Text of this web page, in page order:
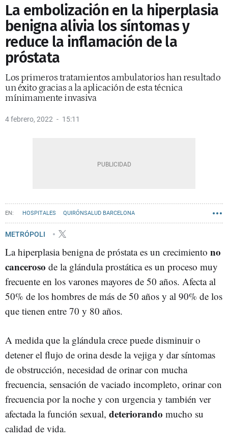
La embolización en la hiperplasia
benigna alivia los síntomas y
reduce la inflamación de la
próstata
Los primeros tratamientos ambulatorios han resultado
un éxito gracias a la aplicación de esta técnica
mínimamente invasiva
4 febrero, 2022 15:11
HOSPITALES QUIRÓNSALUD BARCELONA
METRÓPOLI
La hiperplasia benigna de próstata es un crecimiento no
canceroso de la glándula prostática es un proceso muy
frecuente en los varones mayores de 50 años. Afecta al
50% de los hombres de más de 50 años y al 90% de los
que tienen entre 70 y 80 años.
A medida que la glándula crece puede disminuir o
detener el flujo de orina desde la vejiga y dar síntomas
de obstrucción, necesidad de orinar con mucha
frecuencia, sensación de vaciado incompleto, orinar con
frecuencia por la noche y con urgencia y también ver
afectada la función sexual, deteriorando mucho su
calidad de vida.